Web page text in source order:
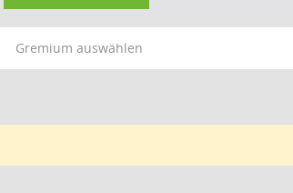
Gremium auswählen